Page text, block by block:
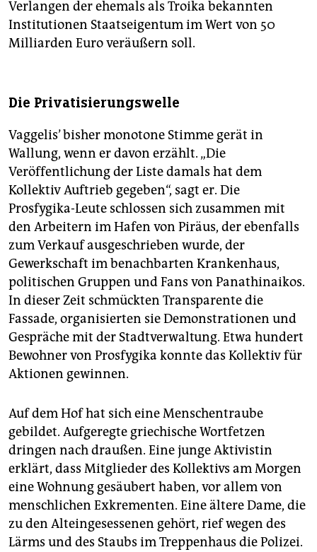
Verlangen der ehemals als Troika bekannten
Institutionen Staatseigentum im Wert von 50
Milliarden Euro veräußern soll.
Die Privatisierungswelle
Vaggelis’ bisher monotone Stimme gerät in
Wallung, wenn er davon erzählt. „Die
Veröffentlichung der Liste damals hat dem
Kollektiv Auftrieb gegeben“, sagt er. Die
Prosfygika-Leute schlossen sich zusammen mit
den Arbeitern im Hafen von Piräus, der ebenfalls
zum Verkauf ausgeschrieben wurde, der
Gewerkschaft im benachbarten Krankenhaus,
politischen Gruppen und Fans von Panathinaikos.
In dieser Zeit schmückten Transparente die
Fassade, organisierten sie Demonstrationen und
Gespräche mit der Stadtverwaltung. Etwa hundert
Bewohner von Prosfygika konnte das Kollektiv für
Aktionen gewinnen.
Auf dem Hof hat sich eine Menschentraube
gebildet. Aufgeregte griechische Wortfetzen
dringen nach draußen. Eine junge Aktivistin
erklärt, dass Mitglieder des Kollektivs am Morgen
eine Wohnung gesäubert haben, vor allem von
menschlichen Exkrementen. Eine ältere Dame, die
zu den Alteingesessenen gehört, rief wegen des
Lärms und des Staubs im Treppenhaus die Polizei.